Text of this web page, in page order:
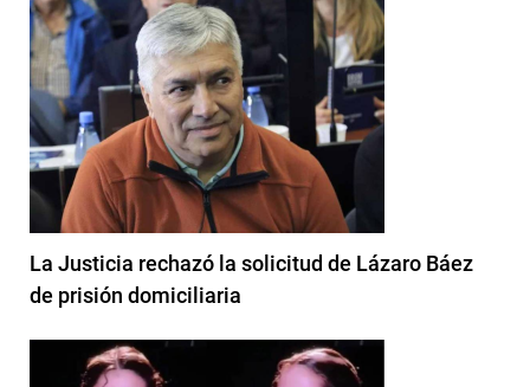
La Justicia rechazó la solicitud de Lázaro Báez
de prisión domiciliaria